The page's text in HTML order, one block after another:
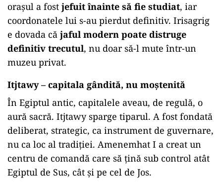
orașul a fost jefuit înainte să fie studiat, iar
coordonatele lui s-au pierdut definitiv. Irisagrig
e dovada că jaful modern poate distruge
definitiv trecutul, nu doar să-l mute într-un
muzeu privat.
Itjtawy – capitala gândită, nu moștenită
În Egiptul antic, capitalele aveau, de regulă, o
aură sacră. Itjtawy sparge tiparul. A fost fondată
deliberat, strategic, ca instrument de guvernare,
nu ca loc al tradiției. Amenemhat I a creat un
centru de comandă care să țină sub control atât
Egiptul de Sus, cât și pe cel de Jos.